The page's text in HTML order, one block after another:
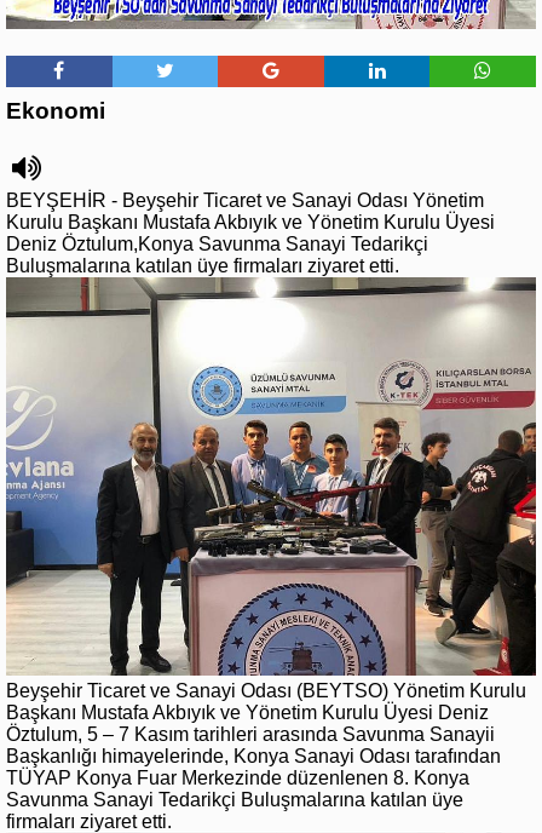
Ekonomi
BEYŞEHİR - Beyşehir Ticaret ve Sanayi Odası Yönetim
Kurulu Başkanı Mustafa Akbıyık ve Yönetim Kurulu Üyesi
Deniz Öztulum,Konya Savunma Sanayi Tedarikçi
Buluşmalarına katılan üye firmaları ziyaret etti.
Beyşehir Ticaret ve Sanayi Odası (BEYTSO) Yönetim Kurulu
Başkanı Mustafa Akbıyık ve Yönetim Kurulu Üyesi Deniz
Öztulum, 5 – 7 Kasım tarihleri arasında Savunma Sanayii
Başkanlığı himayelerinde, Konya Sanayi Odası tarafından
TÜYAP Konya Fuar Merkezinde düzenlenen 8. Konya
Savunma Sanayi Tedarikçi Buluşmalarına katılan üye
firmaları ziyaret etti.